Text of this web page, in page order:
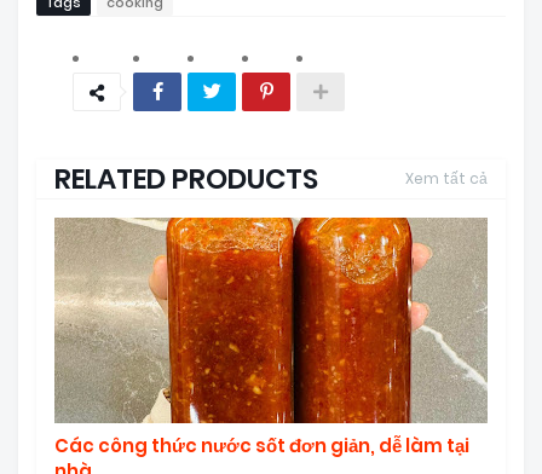
RELATED PRODUCTS Xem tất cả
Các công thức nước sốt đơn giản, dễ làm tại